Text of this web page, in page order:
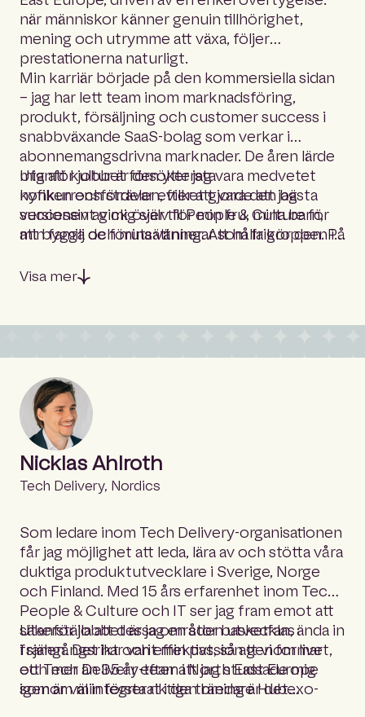
när människor känner genuin tillhörighet,
mening och utrymme att växa, följer
prestationerna naturligt.
Min karriär började på den kommersiella sidan
– jag har lett team inom marknadsföring,
produkt, försäljning och customer success i
snabbväxande SaaS-bolag som verkar i
abonnemangsdrivna marknader. De åren lärde
mig att kultur är den yttersta
konkurrensfördelen, vilket gjorde att jag
successivt gick över till People & Culture för
att bygga de förutsättningar som frigör den. På
medarbetare en plattform där det känns
professionellt och personligt.
Utanför jobbet försöker jag vara medvetet
nyfiken och strävar efter att vara den bästa
versionen av mig själv för min fru, mina barn,
min familj och mina vänner. Att hålla kroppen i
simmandes, cyklandes eller finslipandes både
Visa mer
Nicklas Ahlroth
Tech Delivery, Nordics
Som ledare inom Tech Delivery-organisationen
får jag möjlighet att leda, lära av och stötta våra
duktiga produktutvecklare i Sverige, Norge
och Finland. Med 15 års erfarenhet inom Tech,
People & Culture och IT ser jag fram emot att
säkerställa att dessa områden utvecklas
framgångsrikt och effektivt, så att vi formar
ett Tech Delivery-team i North East Europe
som är väl integrerat i den bredare Hubexo-
Utanför jobbet är jag en stor basketfan, ända in
i själen. Det har varit min passion genom livet,
och mer än 35 år efter att jag studsade mig
igenom min första riktiga träning är det